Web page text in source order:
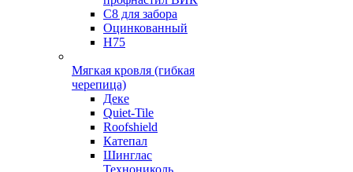
С8 для забора
Оцинкованный
Н75
Мягкая кровля (гибкая
черепица)
Деке
Quiet-Tile
Roofshield
Катепал
Шинглас
Технониколь